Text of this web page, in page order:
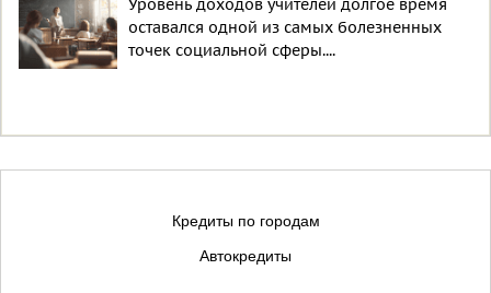
Уровень доходов учителей долгое время
оставался одной из самых болезненных
точек социальной сферы....
Кредиты по городам
Автокредиты